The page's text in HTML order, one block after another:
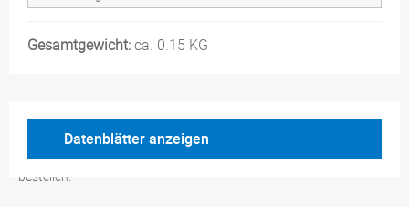
Gesamtgewicht:ca. 0.15 KG
Datenblätter anzeigen
Flyer DIN A3 auf DIN A4 gefaltet, Exklusivmaterial. Jetzt online
bestellen.